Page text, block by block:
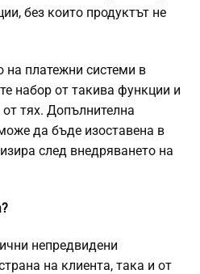
без които продуктът не
на платежни системи в
набор от такива функции и
тях. Допълнителна
да бъде изоставена в
след внедряването на
непредвидени
на клиента, така и от